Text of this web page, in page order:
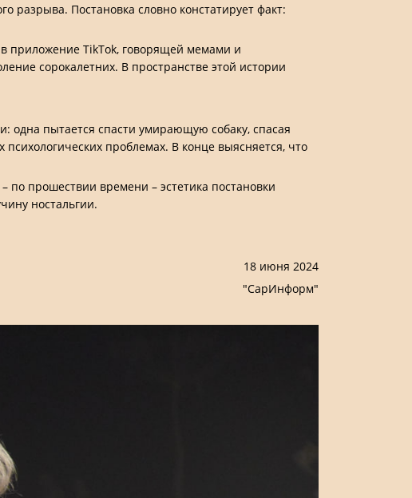
разрыва. Постановка словно констатирует факт:
приложение TikTok, говорящей мемами и
сорокалетних. В пространстве этой истории
одна пытается спасти умирающую собаку, спасая
проблемах. В конце выясняется, что
по прошествии времени – эстетика постановки
ностальгии.
18 июня 2024
"СарИнформ"